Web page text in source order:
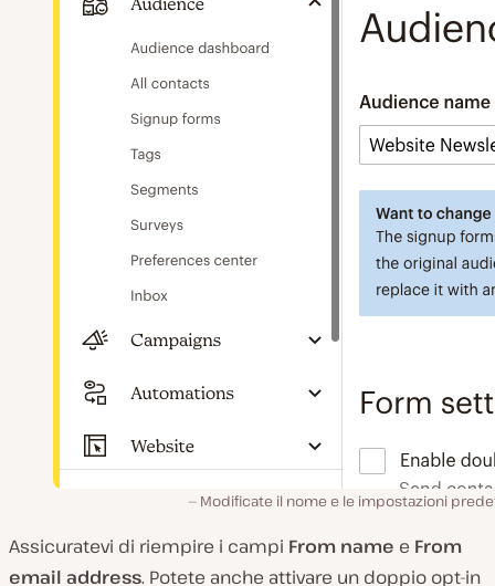
Modificate il nome e le impostazioni
Assicuratevi di riempire i campi From name e From
email address. Potete anche attivare un doppio opt-in